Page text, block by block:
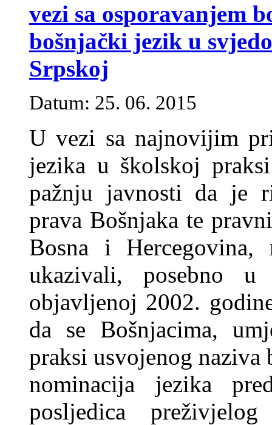
vezi sa osporavanjem
bošnjački jezik u
Srpskoj
Datum: 25. 06. 2015
U vezi sa najnovijim
jezika u školskoj
pažnju javnosti da je
prava Bošnjaka te
Bosna i
ukazivali, posebno
objavljenoj 2002.
da se Bošnjacima,
praksi usvojenog naziva
nominacija jezika
posljedica